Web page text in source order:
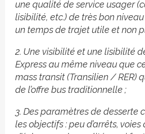
une qualité de service usager
lisibilité, etc.) de très bon
un temps de trajet utile et non
2. Une visibilité et une lisibilité
Express au même niveau que
mass transit (Transilien / RER)
de l’offre bus traditionnelle ;
3. Des paramètres de desserte
les objectifs : peu d’arrêts,